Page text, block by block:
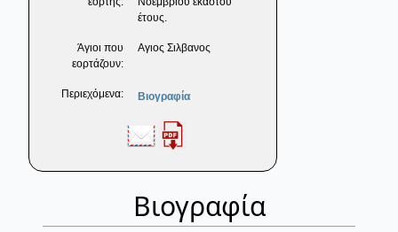
έτους.
Άγιοι που
εορτάζουν:
Αγιος Σιλβανος
Περιεχόμενα: Βιογραφία
Βιογραφία